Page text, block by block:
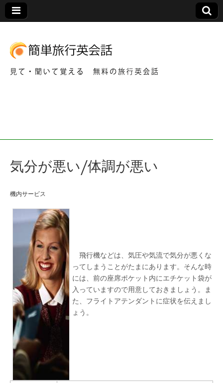
旅
行
英
会
話
気分が悪い/体調が悪い
機内サービス
飛行機などは、気圧や気流で気分が悪くな
ってしまうことがたまにあります。そんな時
には、前の座席ポケット内にエチケット袋が
入っていますので用意しておきましょう。ま
た、フライトアテンダントに症状を伝えまし
ょう。